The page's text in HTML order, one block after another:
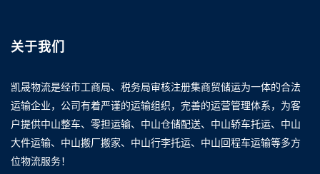
关于我们
凯晟物流是经市工商局、税务局审核注册集商贸储运为一体的合法
运输企业，公司有着严谨的运输组织，完善的运营管理体系，为客
户提供中山整车、零担运输、中山仓储配送、中山轿车托运、中山
大件运输、中山搬厂搬家、中山行李托运、中山回程车运输等多方
位物流服务！